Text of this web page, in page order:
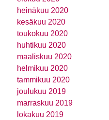
heinäkuu 2020
kesäkuu 2020
toukokuu 2020
huhtikuu 2020
maaliskuu 2020
helmikuu 2020
tammikuu 2020
joulukuu 2019
marraskuu 2019
lokakuu 2019